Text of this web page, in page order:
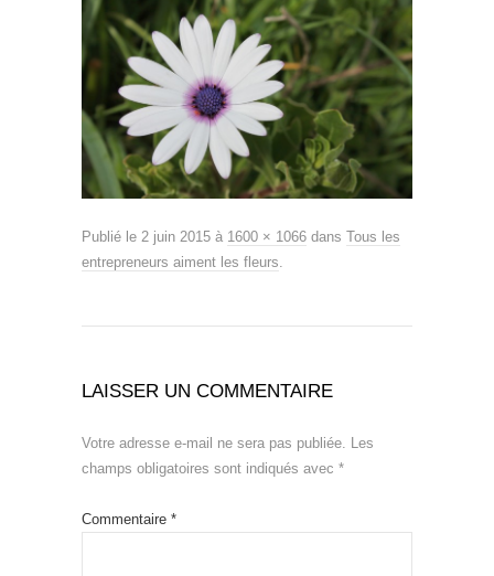
Publié le 2 juin 2015 à 1600 × 1066 dans Tous les
entrepreneurs aiment les fleurs
LAISSER UN COMMENTAIRE
Votre adresse e-mail ne sera pas publiée.
Les
champs obligatoires sont indiqués avec *
Commentaire *